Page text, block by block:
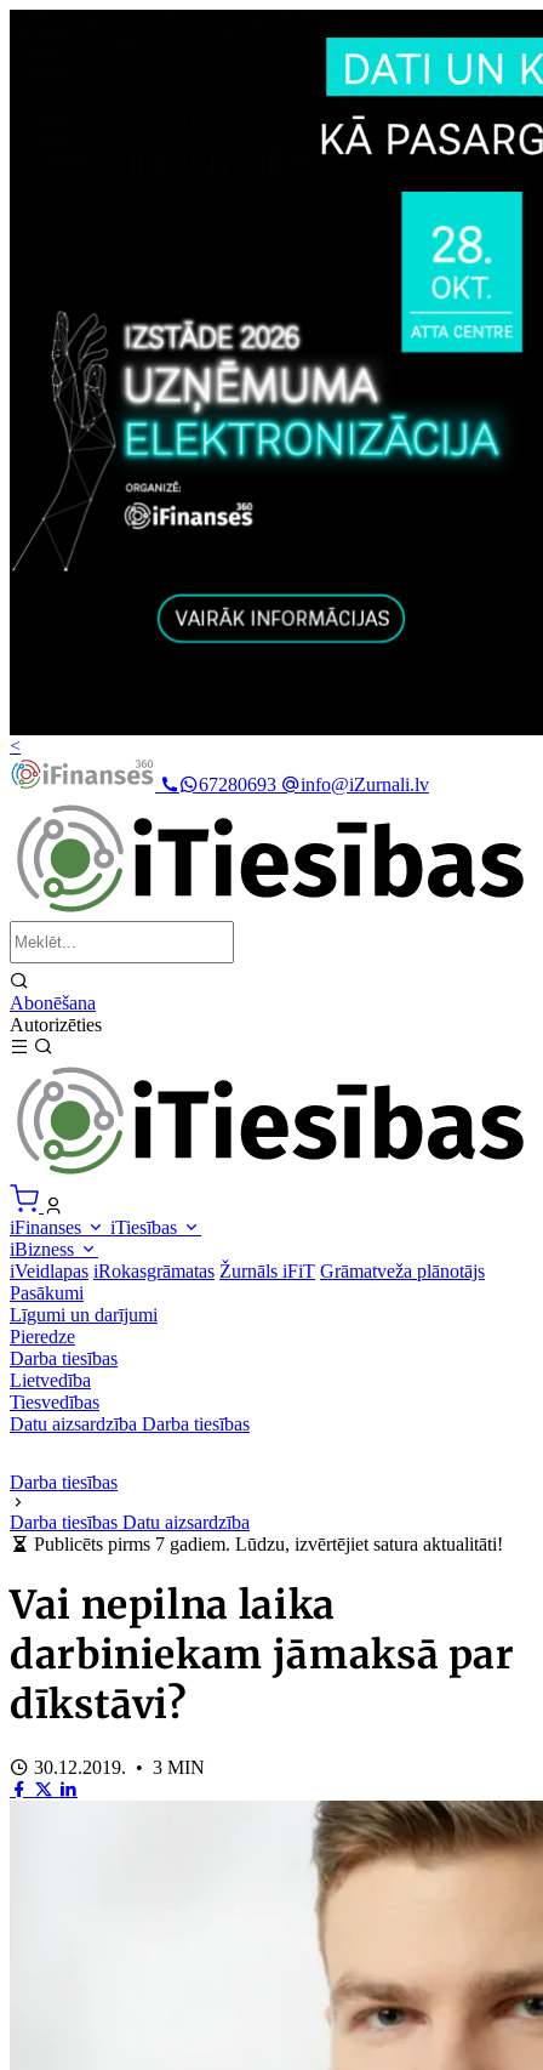
<
67280693
info@iZurnali.lv
Abonēšana
Autorizēties
iFinanses
iTiesības
iBizness
iVeidlapas iRokasgrāmatas Žurnāls iFiT Grāmatveža plānotājs
Pasākumi
Līgumi un darījumi
Pieredze
Darba tiesības
Lietvedība
Tiesvedības
Datu aizsardzība Darba tiesības
Darba tiesības
Darba tiesības Datu aizsardzība
Publicēts pirms 7 gadiem. Lūdzu, izvērtējiet satura aktualitāti!
Vai nepilna laika
darbiniekam jāmaksā par
dīkstāvi?
30.12.2019. • 3 MIN